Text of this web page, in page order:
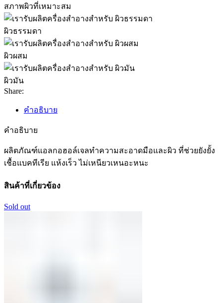
สภาพผิวที่เหมาะสม
ผิวธรรมดา
ผิวผสม
ผิวมัน
Share:
คำอธิบาย
คำอธิบาย
ผลิตภัณฑ์แอลกอฮอล์เจลทำความสะอาดมือและผิว ที่ช่วยยังยั้ง
เชื้อแบคทีเรีย แห้งเร็ว ไม่เหนียวเหนอะหนะ
สินค้าที่เกี่ยวข้อง
Sold out